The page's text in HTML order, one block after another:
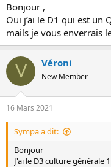
Bonjour ,
Oui j’ai le D1 qui est un
mails je vous enverrais
V Véroni
New Member
16 Mars 2021
Sympa a dit:
Bonjour
J'ai le D3 culture générale